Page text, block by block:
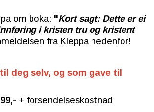
om boka: "Kort sagt: Dette er ei
i kristen tru og kristent
fra Kleppa nedenfor!
deg selv, og som gave til
+ forsendelseskostnad